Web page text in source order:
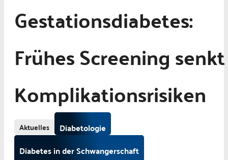
Gestationsdiabetes:
Frühes Screening senkt
Komplikationsrisiken
Aktuelles
Diabetologie
Diabetes in der Schwangerschaft